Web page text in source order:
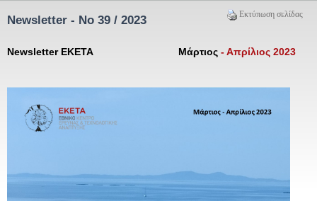
Εκτύπωση σελίδας
Newsletter - No 39 / 2023
Newsletter ΕΚΕΤΑ Μάρτιος - Απρίλιος 2023